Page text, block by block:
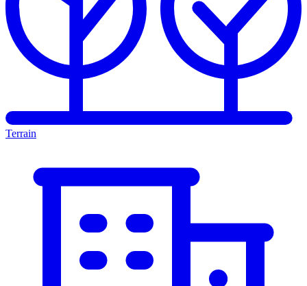
Terrain